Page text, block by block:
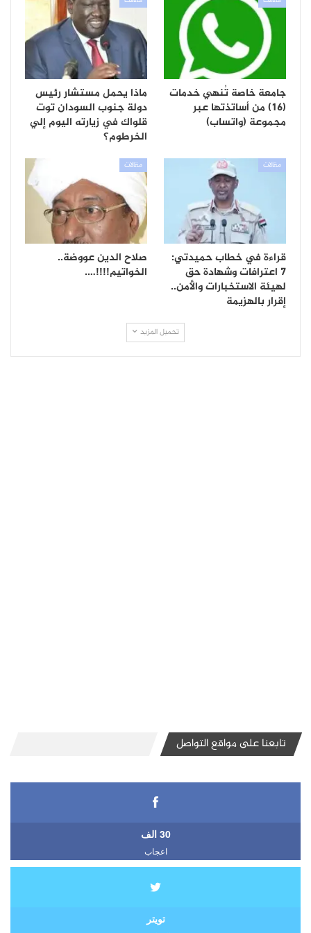
جامعة خاصة تُنهي خدمات
(16) من أساتذتها عبر
مجموعة (واتساب)
ماذا يحمل مستشار رئيس
دولة جنوب السودان توت
قلواك في زيارته اليوم إلي
الخرطوم؟
مقالات
قراءة في خطاب حميدتي:
7 اعترافات وشهادة حق
لهيئة الاستخبارات والأمن..
إقرار بالهزيمة
مقالات
صلاح الدين عووضة..
الخواتيم!!!!….
تحميل المزيد
تابعنا على مواقع التواصل
30 الف
اعجاب
تويتر